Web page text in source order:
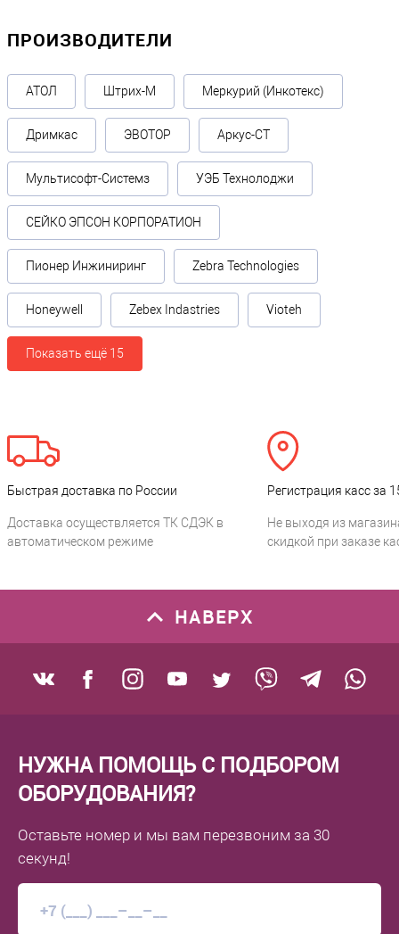
ПРОИЗВОДИТЕЛИ
АТОЛ Штрих-М Меркурий (Инкотекс)
Дримкас ЭВОТОР Аркус-СТ
Мультисофт-Системз УЭБ Технолоджи
СЕЙКО ЭПСОН КОРПОРАТИОН
Пионер Инжиниринг Zebra Technologies
Honeywell Zebex Indastries Vioteh
Показать ещё 15
Быстрая доставка по России
Доставка осуществляется ТК СДЭК в
автоматическом режиме
Регистрация касс за
Не выходя из
скидкой при заказе
НАВЕРХ
НУЖНА ПОМОЩЬ С ПОДБОРОМ
ОБОРУДОВАНИЯ?
Оставьте номер и мы вам перезвоним за 30
секунд!